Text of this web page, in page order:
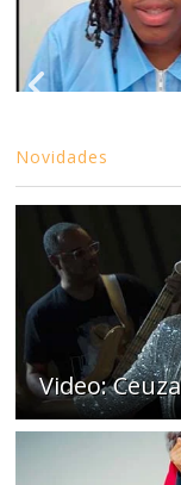
Novidades
Video: